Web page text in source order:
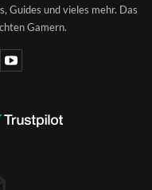
Guides und vieles mehr. Das
Gamern.